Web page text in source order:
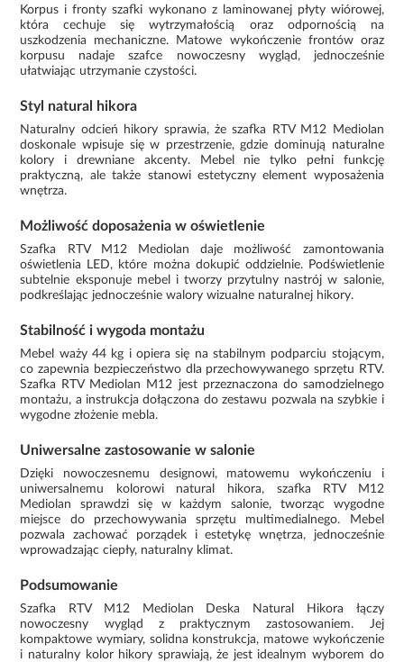
Korpus i fronty szafki wykonano z laminowanej płyty wiórowej,
która cechuje się wytrzymałością oraz odpornością na
uszkodzenia mechaniczne. Matowe wykończenie frontów oraz
korpusu nadaje szafce nowoczesny wygląd, jednocześnie
ułatwiając utrzymanie czystości.
Styl natural hikora
Naturalny odcień hikory sprawia, że szafka RTV M12 Mediolan
doskonale wpisuje się w przestrzenie, gdzie dominują naturalne
kolory i drewniane akcenty. Mebel nie tylko pełni funkcję
praktyczną, ale także stanowi estetyczny element wyposażenia
wnętrza.
Możliwość doposażenia w oświetlenie
Szafka RTV M12 Mediolan daje możliwość zamontowania
oświetlenia LED, które można dokupić oddzielnie. Podświetlenie
subtelnie eksponuje mebel i tworzy przytulny nastrój w salonie,
podkreślając jednocześnie walory wizualne naturalnej hikory.
Stabilność i wygoda montażu
Mebel waży 44 kg i opiera się na stabilnym podparciu stojącym,
co zapewnia bezpieczeństwo dla przechowywanego sprzętu RTV.
Szafka RTV Mediolan M12 jest przeznaczona do samodzielnego
montażu, a instrukcja dołączona do zestawu pozwala na szybkie i
wygodne złożenie mebla.
Uniwersalne zastosowanie w salonie
Dzięki nowoczesnemu designowi, matowemu wykończeniu i
uniwersalnemu kolorowi natural hikora, szafka RTV M12
Mediolan sprawdzi się w każdym salonie, tworząc wygodne
miejsce do przechowywania sprzętu multimedialnego. Mebel
pozwala zachować porządek i estetykę wnętrza, jednocześnie
wprowadzając ciepły, naturalny klimat.
Podsumowanie
Szafka RTV M12 Mediolan Deska Natural Hikora łączy
nowoczesny wygląd z praktycznym zastosowaniem. Jej
kompaktowe wymiary, solidna konstrukcja, matowe wykończenie
i naturalny kolor hikory sprawiają, że jest idealnym wyborem do